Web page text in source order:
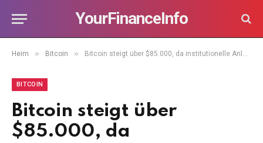
YourFinanceInfo
Heim » Bitcoin » Bitcoin steigt über $85.000, da institutionelle Anleger nach der Zollsenkung zurückkehren.
BITCOIN
Bitcoin steigt über
$85.000, da